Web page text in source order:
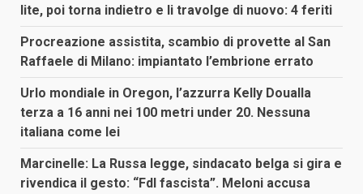
lite, poi torna indietro e li travolge di nuovo: 4 feriti
Procreazione assistita, scambio di provette al San
Raffaele di Milano: impiantato l’embrione errato
Urlo mondiale in Oregon, l’azzurra Kelly Doualla
terza a 16 anni nei 100 metri under 20. Nessuna
italiana come lei
Marcinelle: La Russa legge, sindacato belga si gira e
rivendica il gesto: “FdI fascista”. Meloni accusa